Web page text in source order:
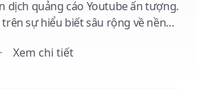
dịch quảng cáo Youtube ấn tượng.
trên sự hiểu biết sâu rộng về nền
cáo sáng tạo, phân phối đúng
Xem chi tiết